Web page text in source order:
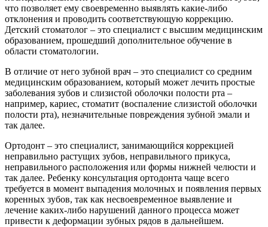
что позволяет ему своевременно выявлять какие-либо
отклонения и проводить соответствующую коррекцию.
Детский стоматолог – это специалист с высшим медицинским
образованием, прошедший дополнительное обучение в
области стоматологии.
В отличие от него зубной врач – это специалист со средним
медицинским образованием, который может лечить простые
заболевания зубов и слизистой оболочки полости рта –
например, кариес, стоматит (воспаление слизистой оболочки
полости рта), незначительные повреждения зубной эмали и
так далее.
Ортодонт – это специалист, занимающийся коррекцией
неправильно растущих зубов, неправильного прикуса,
неправильного расположения или формы нижней челюсти и
так далее. Ребенку консультация ортодонта чаще всего
требуется в момент выпадения молочных и появления первых
коренных зубов, так как несвоевременное выявление и
лечение каких-либо нарушений данного процесса может
привести к деформации зубных рядов в дальнейшем.